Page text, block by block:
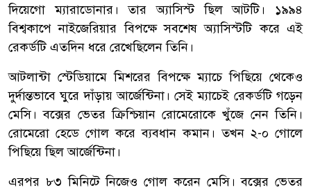
দিয়েগো ম্যারাডোনার। তার অ্যাসিস্ট ছিল আটটি। ১৯৯৪
বিশ্বকাপে নাইজেরিয়ার বিপক্ষে সবশেষ অ্যাসিস্টটি করে এই
রেকর্ডটি এতদিন ধরে রেখেছিলেন তিনি।
আটলান্টা স্টেডিয়ামে মিশরের বিপক্ষে ম্যাচে পিছিয়ে থেকেও
দুর্দান্তভাবে ঘুরে দাঁড়ায় আর্জেন্টিনা। সেই ম্যাচেই রেকর্ডটি গড়েন
মেসি। বক্সের ভেতর ক্রিশ্চিয়ান রোমেরোকে খুঁজে নেন তিনি।
রোমেরো হেডে গোল করে ব্যবধান কমান। তখন ২-০ গোলে
পিছিয়ে ছিল আর্জেন্টিনা।
এরপর ৮৩ মিনিটে নিজেও গোল করেন মেসি। বক্সের ভেতর